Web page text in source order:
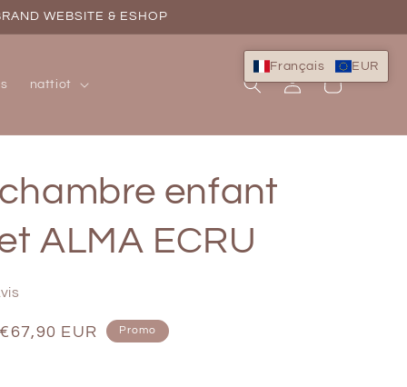
WEBSITE & ESHOP
nattiot ConnexionPanier
enfant
ALMA ECRU
Prix
€67,90 EUR Promo
Français EUR